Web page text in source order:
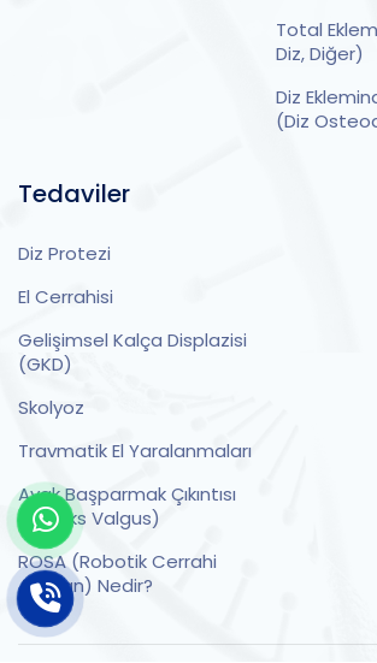
Total
Diz, Diğer)
Diz
(Diz
Tedaviler
Diz Protezi
El Cerrahisi
Gelişimsel Kalça Displazisi
(GKD)
Skolyoz
Travmatik El Yaralanmaları
Ayak Başparmak Çıkıntısı
(Halluks Valgus)
ROSA (Robotik Cerrahi
Asistan) Nedir?